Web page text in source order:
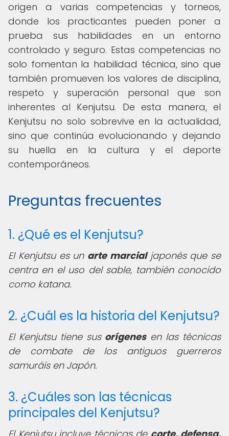
origen a varias competencias y torneos,
donde los practicantes pueden poner a
prueba sus habilidades en un entorno
controlado y seguro. Estas competencias no
solo fomentan la habilidad técnica, sino que
también promueven los valores de disciplina,
respeto y superación personal que son
inherentes al Kenjutsu. De esta manera, el
Kenjutsu no solo sobrevive en la actualidad,
sino que continúa evolucionando y dejando
su huella en la cultura y el deporte
contemporáneos.
Preguntas frecuentes
1. ¿Qué es el Kenjutsu?
El Kenjutsu es un arte marcialjaponés que se
centra en el uso del sable, también conocido
como katana.
2. ¿Cuál es la historia del Kenjutsu?
El Kenjutsu tiene sus orígenesen las técnicas
de combate de los antiguos guerreros
samuráis en Japón.
3. ¿Cuáles son las técnicas
principales del Kenjutsu?